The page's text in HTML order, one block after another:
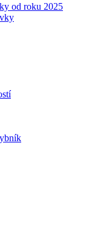
od roku 2025